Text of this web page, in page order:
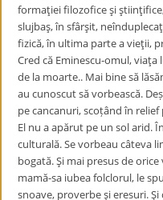
formaţiei filozofice şi
slujbaş, în sfârşit,
fizică, în ultima parte a vieţii,
Cred că Eminescu-omul,
de la moarte.. Mai bine să
au cunoscut să vorbească.
pe cancanuri, scoțând în
El nu a apărut pe un sol arid.
culturală. Se vorbeau câteva
bogată. Şi mai presus de
mamă-sa iubea folclorul, le
snoave, proverbe şi eresuri.